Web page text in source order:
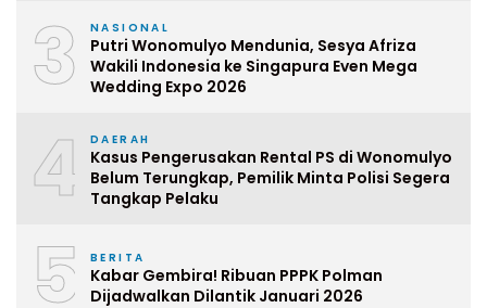
3 NASIONAL
Putri Wonomulyo Mendunia, Sesya Afriza
Wakili Indonesia ke Singapura Even Mega
Wedding Expo 2026
4 DAERAH
Kasus Pengerusakan Rental PS di Wonomulyo
Belum Terungkap, Pemilik Minta Polisi Segera
Tangkap Pelaku
5 BERITA
Kabar Gembira! Ribuan PPPK Polman
Dijadwalkan Dilantik Januari 2026